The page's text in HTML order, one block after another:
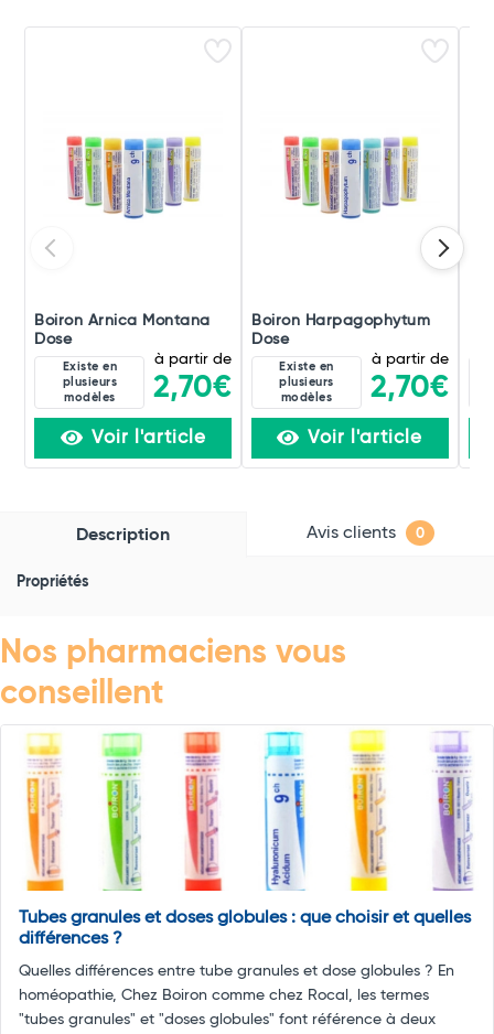
Boiron Arnica Montana
Dose
Existe en
plusieurs
modèles
à partir de
2,70€
Voir l'article
Boiron Harpagophytum
Dose
Existe en
plusieurs
modèles
à partir de
2,70€
Voir l'article
Description Avis clients 0
Propriétés
Nos pharmaciens vous
conseillent
Tubes granules et doses globules : que choisir et quelles
différences ?
Quelles différences entre tube granules et dose globules ? En
homéopathie, Chez Boiron comme chez Rocal, les termes
"tubes granules" et "doses globules" font référence à deux